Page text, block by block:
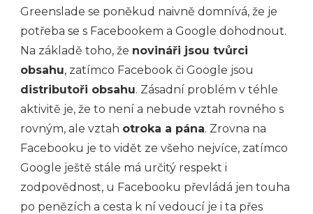
Greenslade se poněkud naivně domnívá, že je
potřeba se s Facebookem a Google dohodnout.
Na základě toho, že novináři jsou tvůrci
obsahu, zatímco Facebook či Google jsou
distributoři obsahu. Zásadní problém v téhle
aktivitě je, že to není a nebude vztah rovného s
rovným, ale vztah otroka a pána. Zrovna na
Facebooku je to vidět ze všeho nejvíce, zatímco
Google ještě stále má určitý respekt i
zodpovědnost, u Facebooku převládá jen touha
po penězích a cesta k ní vedoucí je i ta přes